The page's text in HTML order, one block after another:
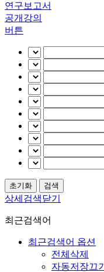
연구보고서
공개강의
버튼
상세검색닫기
최근검색어
최근검색어 옵션
전체삭제
자동저장끄기